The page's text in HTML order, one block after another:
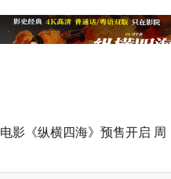
Good全球峰会 以AI影像传递向
善力量
电影《纵横四海》预售开启 周